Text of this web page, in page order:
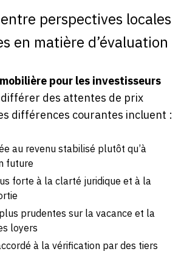
perspectives locales
en matière d’évaluation
pour les investisseurs
des attentes de prix
différences courantes incluent :
au revenu stabilisé plutôt qu’à
future
forte à la clarté juridique et à la
prudentes sur la vacance et la
loyers
à la vérification par des tiers